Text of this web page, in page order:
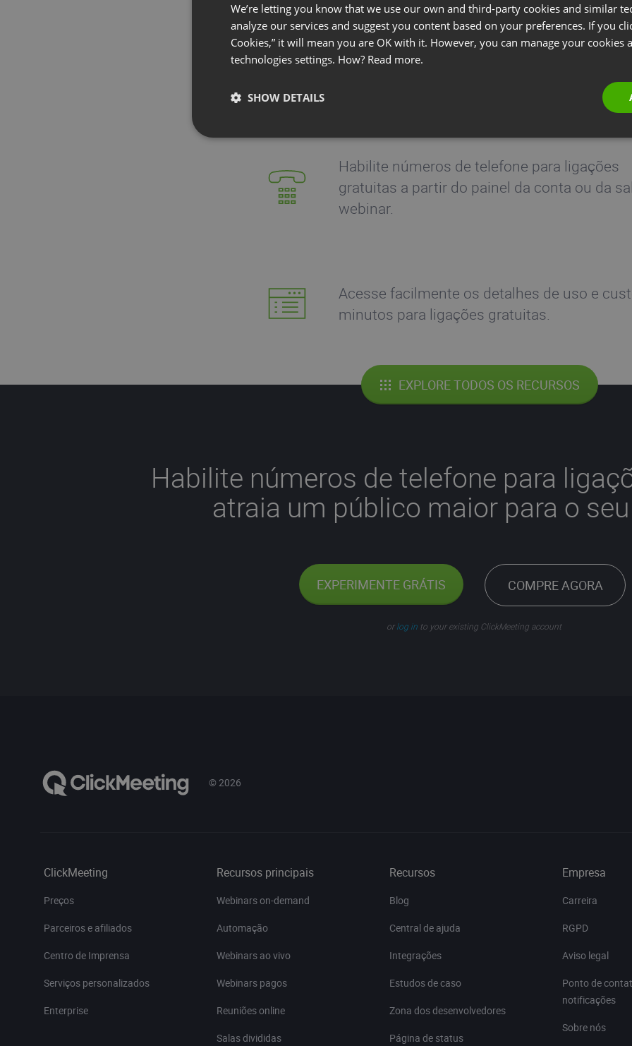
Calcule e compre minutos para ligações
Habilite números de telefone para ligações
gratuitas a partir do painel da conta ou da
webinar.
Acesse facilmente os detalhes de uso e
minutos para ligações gratuitas.
EXPLORE TODOS OS RECURSOS
Habilite números de telefone para
atraia um público maior para o
COMPRE AGORA
EXPERIMENTE GRÁTIS
orlog in to your existing ClickMeeting account
© 2026
ClickMeeting
Preços
Parceiros e afiliados
Centro de Imprensa
Serviços personalizados
Enterprise
Recursos principais
Webinars on-demand
Automação
Webinars ao vivo
Webinars pagos
Reuniões online
Salas divididas
Recursos
Blog
Central de ajuda
Integrações
Estudos de caso
Zona dos desenvolvedores
Página de status
Empresa
Carreira
RGPD
Aviso legal
Ponto de
notificações
Sobre nós
We’re letting you know that we use our own and third-party cookies and similar
analyze our services and suggest you content based on your preferences. If you
Cookies,” it will mean you are OK with it. However, you can manage your cookies
technologies settings. How? Read more.
SHOW DETAILS